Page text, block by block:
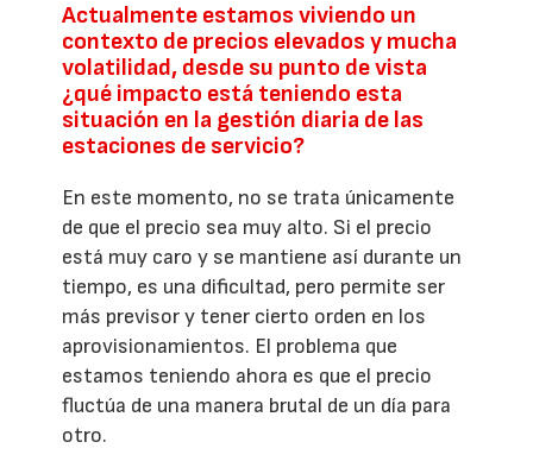
Actualmente estamos viviendo un
contexto de precios elevados y mucha
volatilidad, desde su punto de vista
¿qué impacto está teniendo esta
situación en la gestión diaria de las
estaciones de servicio?
En este momento, no se trata únicamente
de que el precio sea muy alto. Si el precio
está muy caro y se mantiene así durante un
tiempo, es una dificultad, pero permite ser
más previsor y tener cierto orden en los
aprovisionamientos. El problema que
estamos teniendo ahora es que el precio
fluctúa de una manera brutal de un día para
otro.